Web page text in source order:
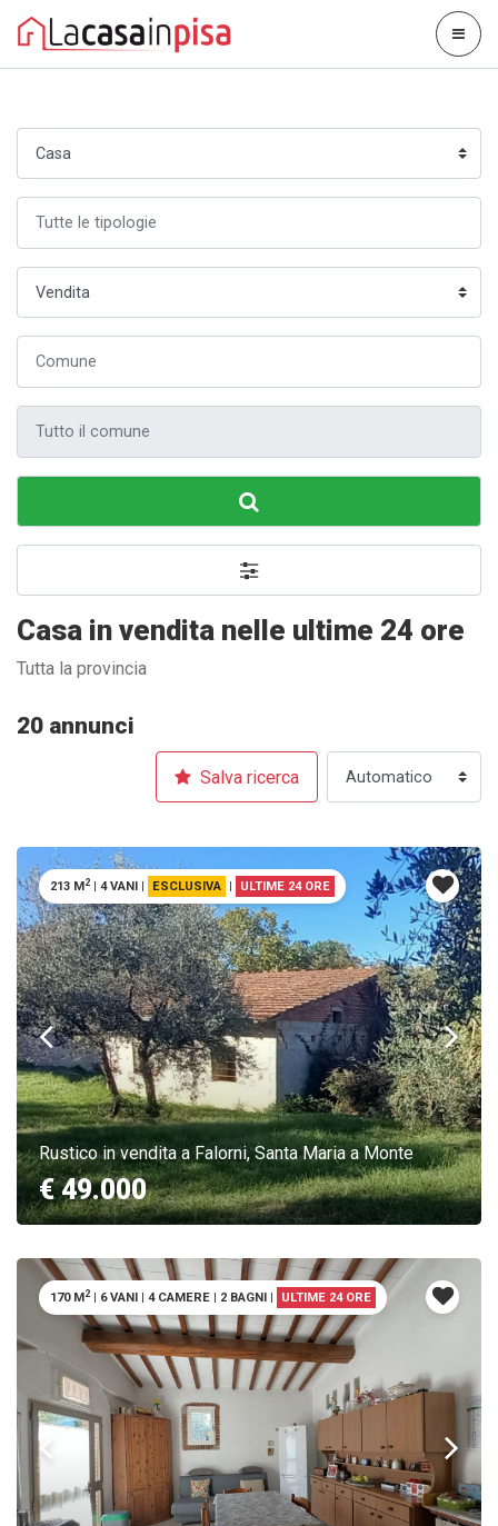
Casa in vendita nelle ultime 24 ore
Tutta la provincia
20 annunci
Salva ricerca
Rustico in vendita a Falorni, Santa Maria a Monte
€ 49.000
213 M2 | 4 VANI | ESCLUSIVA | ULTIME 24 ORE
170 M2 | 6 VANI | 4 CAMERE | 2 BAGNI | ULTIME 24 ORE